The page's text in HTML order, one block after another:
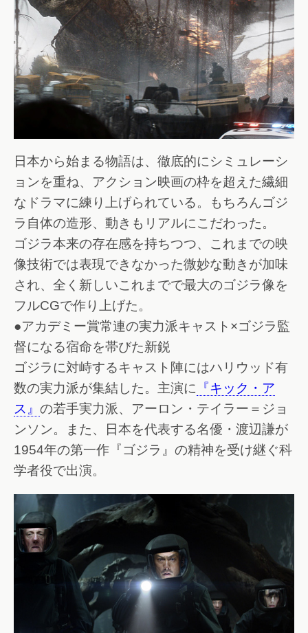
日本から始まる物語は、徹底的にシミュレーシ
ョンを重ね、アクション映画の枠を超えた繊細
なドラマに練り上げられている。もちろんゴジ
ラ自体の造形、動きもリアルにこだわった。
ゴジラ本来の存在感を持ちつつ、これまでの映
像技術では表現できなかった微妙な動きが加味
され、全く新しいこれまでで最大のゴジラ像を
フルCGで作り上げた。
●アカデミー賞常連の実力派キャスト×ゴジラ監
督になる宿命を帯びた新鋭
ゴジラに対峙するキャスト陣にはハリウッド有
数の実力派が集結した。主演に 『キック・ア
ス』 の若手実力派、アーロン・テイラー＝ジョ
ンソン。また、日本を代表する名優・渡辺謙が
1954年の第一作『ゴジラ』の精神を受け継ぐ科
学者役で出演。